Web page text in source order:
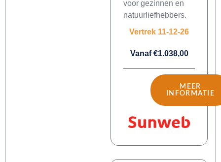
voor gezinnen en
natuurliefhebbers.
Vertrek 11-12-26
Vanaf €1.038,00
MEER
INFORMATIE